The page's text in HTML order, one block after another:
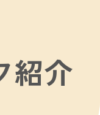
紹介